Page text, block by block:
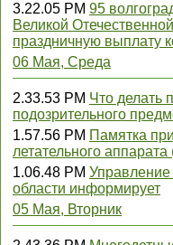
3.22.05 PM 95
Великой
праздничную выплату
06 Мая, Среда
2.33.53 PM Что делать
подозрительного
1.57.56 PM Памятка
летательного
1.06.48 PM Управление
области информирует
05 Мая, Вторник